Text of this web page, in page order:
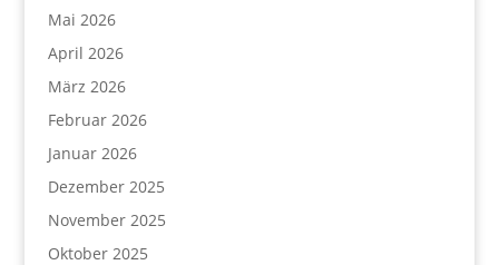
Mai 2026
April 2026
März 2026
Februar 2026
Januar 2026
Dezember 2025
November 2025
Oktober 2025